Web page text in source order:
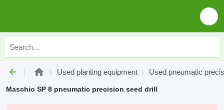
Used planting equipment Used pneumatic
Maschio SP 8 pneumatic precision seed drill